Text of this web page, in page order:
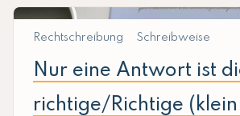
Rechtschreibung Schreibweise
Nur eine Antwort ist
richtige/Richtige